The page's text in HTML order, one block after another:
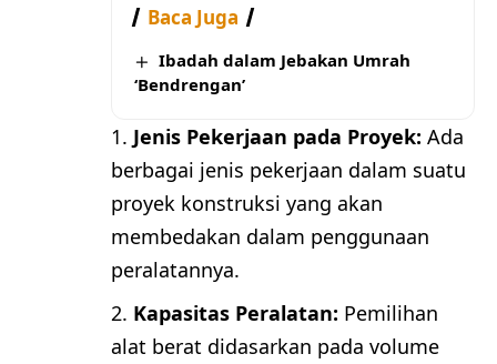
Baca Juga
Ibadah dalam Jebakan Umrah
‘Bendrengan’
Jenis Pekerjaan pada Proyek: Ada
berbagai jenis pekerjaan dalam suatu
proyek konstruksi yang akan
membedakan dalam penggunaan
peralatannya.
Kapasitas Peralatan: Pemilihan
alat berat didasarkan pada volume